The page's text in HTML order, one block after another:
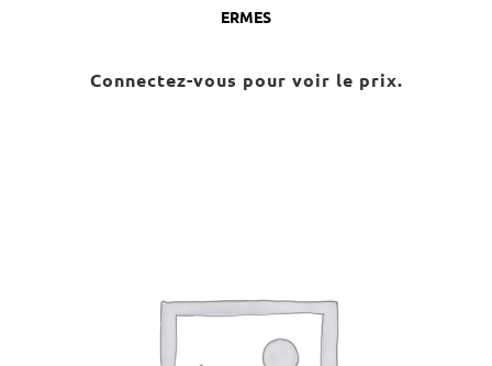
ERMES
Connectez-vous pour voir le prix.